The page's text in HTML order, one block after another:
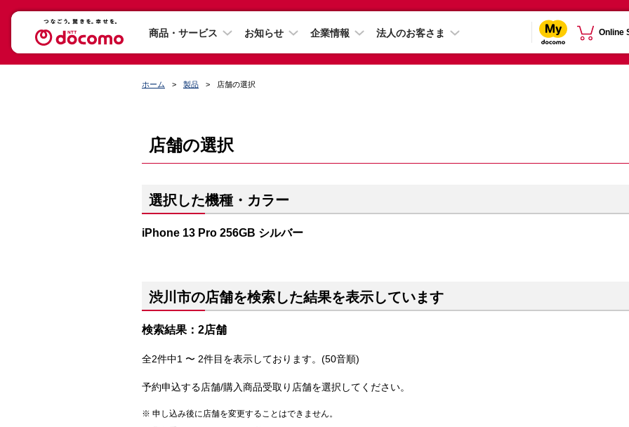
商品・サービス お知らせ 企業情報 法人のお客さま Online
ホーム 製品 店舗の選択
店舗の選択
選択した機種・カラー
iPhone 13 Pro 256GB シルバー
渋川市の店舗を検索した結果を表示しています
検索結果：2店舗
全2件中1 〜 2件目を表示しております。(50音順)
予約申込する店舗/購入商品受取り店舗を選択してください。
申し込み後に店舗を変更することはできません。